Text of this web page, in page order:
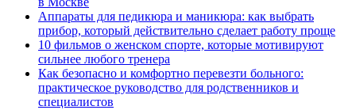
Аппараты для педикюра и маникюра: как выбрать
прибор, который действительно сделает работу проще
10 фильмов о женском спорте, которые мотивируют
сильнее любого тренера
Как безопасно и комфортно перевезти больного:
практическое руководство для родственников и
специалистов